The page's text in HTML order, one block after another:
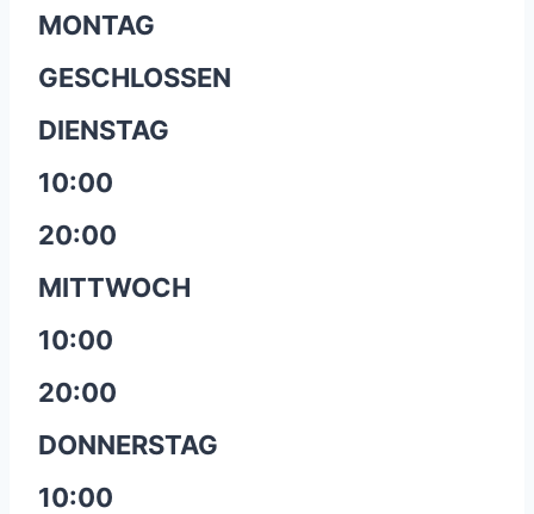
MONTAG
GESCHLOSSEN
DIENSTAG
10:00
20:00
MITTWOCH
10:00
20:00
DONNERSTAG
10:00